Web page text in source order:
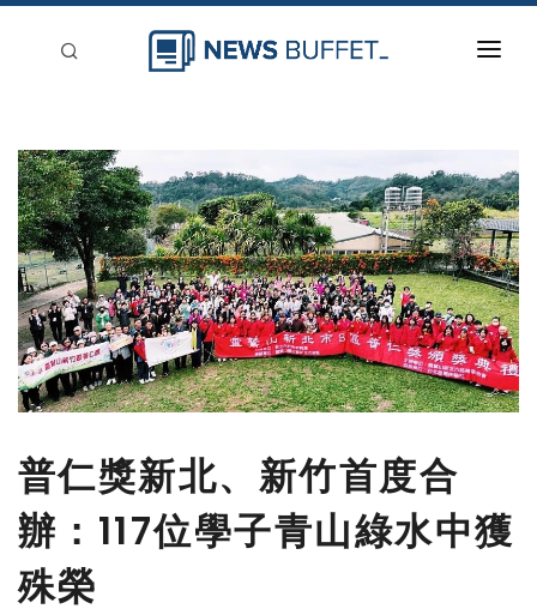
新聞稿分類
登入
刊登
普仁獎新北、新竹首度合
辦：117位學子青山綠水中獲
殊榮